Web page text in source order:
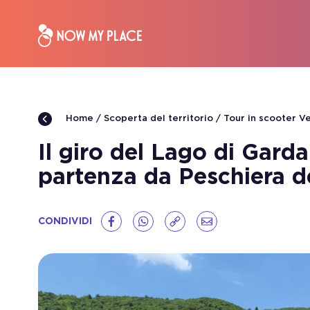
Home Scoperta del territorio Tour in scooter
Il giro del Lago di
partenza da Peschiera
CONDIVIDI